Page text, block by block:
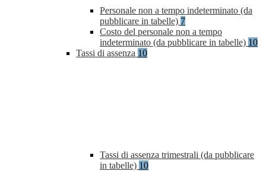
Personale non a tempo indeterminato (da
pubblicare in tabelle) 7
Costo del personale non a tempo
indeterminato (da pubblicare in tabelle) 10
Tassi di assenza 10
Tassi di assenza trimestrali (da pubblicare
in tabelle) 10